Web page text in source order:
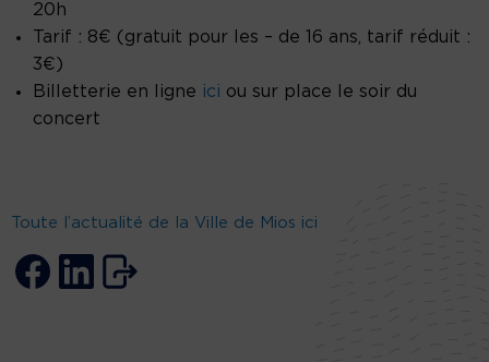
20h
Tarif : 8€ (gratuit pour les – de 16 ans, tarif réduit :
3€)
Billetterie en ligne ici ou sur place le soir du
concert
Toute l’actualité de la Ville de Mios ici